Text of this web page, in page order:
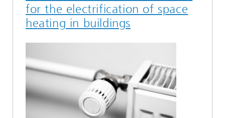
for the electrification of space
heating in buildings